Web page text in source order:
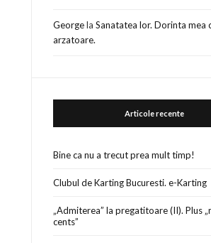
GeorgelaSanatatea lor. Dorinta mea
arzatoare.
Articole recente
Bine ca nu a trecut prea mult timp!
Clubul de Karting Bucuresti. e-Karting
„Admiterea” la pregatitoare (II). Plus
cents”